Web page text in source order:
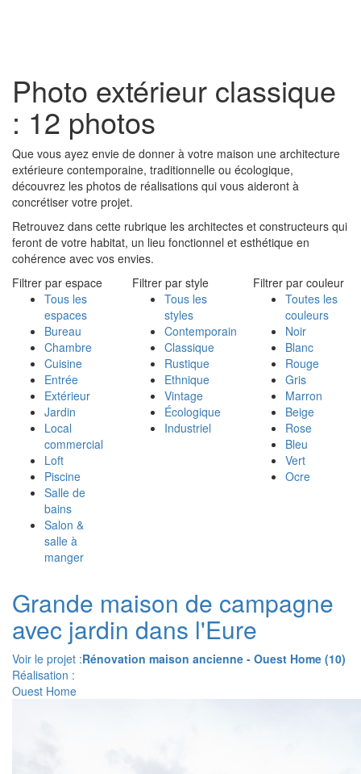
Photo extérieur classique
: 12 photos
Que vous ayez envie de donner à votre maison une architecture
extérieure contemporaine, traditionnelle ou écologique,
découvrez les photos de réalisations qui vous aideront à
concrétiser votre projet.
Retrouvez dans cette rubrique les architectes et constructeurs qui
feront de votre habitat, un lieu fonctionnel et esthétique en
cohérence avec vos envies.
Filtrer par espace
Tous les
espaces
Bureau
Chambre
Cuisine
Entrée
Extérieur
Jardin
Local
commercial
Loft
Piscine
Salle de
bains
Salon &
salle à
manger
Filtrer par style
Tous les
styles
Contemporain
Classique
Rustique
Ethnique
Vintage
Écologique
Industriel
Filtrer par couleur
Toutes les
couleurs
Noir
Blanc
Rouge
Gris
Marron
Beige
Rose
Bleu
Vert
Ocre
Grande maison de campagne
avec jardin dans l'Eure
Voir le projet :Rénovation maison ancienne - Ouest Home (10)
Réalisation :
Ouest Home